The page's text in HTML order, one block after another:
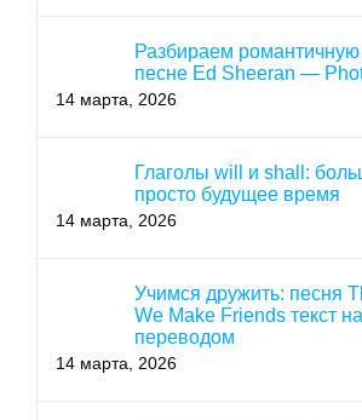
Разбираем романтичную
песне Ed Sheeran —
14 марта, 2026
Глаголы will и shall:
просто будущее время
14 марта, 2026
Учимся дружить: песня
We Make Friends текст
переводом
14 марта, 2026